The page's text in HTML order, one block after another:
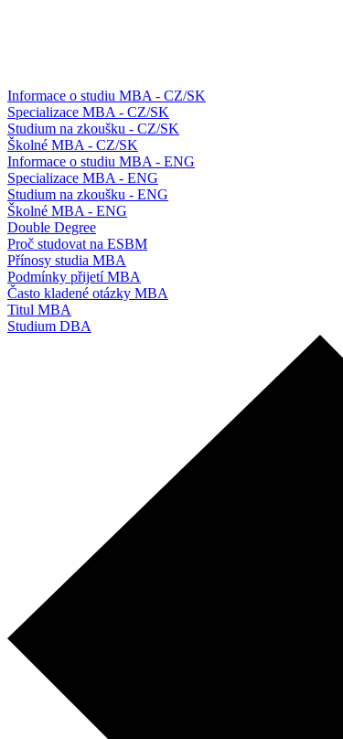
Informace o studiu MBA - CZ/SK
Specializace MBA - CZ/SK
Studium na zkoušku - CZ/SK
Školné MBA - CZ/SK
Informace o studiu MBA - ENG
Specializace MBA - ENG
Studium na zkoušku - ENG
Školné MBA - ENG
Double Degree
Proč studovat na ESBM
Přínosy studia MBA
Podmínky přijetí MBA
Často kladené otázky MBA
Titul MBA
Studium DBA